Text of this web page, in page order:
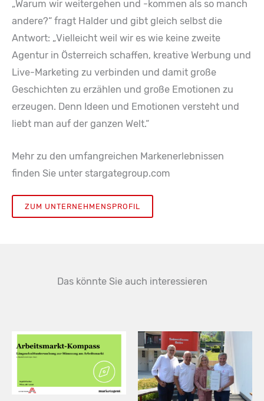
„Warum wir weitergehen und -kommen als so manch
andere?“ fragt Halder und gibt gleich selbst die
Antwort: „Vielleicht weil wir es wie keine zweite
Agentur in Österreich schaffen, kreative Werbung und
Live-Marketing zu verbinden und damit große
Geschichten zu erzählen und große Emotionen zu
erzeugen. Denn Ideen und Emotionen versteht und
liebt man auf der ganzen Welt.“
Mehr zu den umfangreichen Markenerlebnissen
finden Sie unter stargategroup.com
ZUM UNTERNEHMENSPROFIL
Das könnte Sie auch interessieren